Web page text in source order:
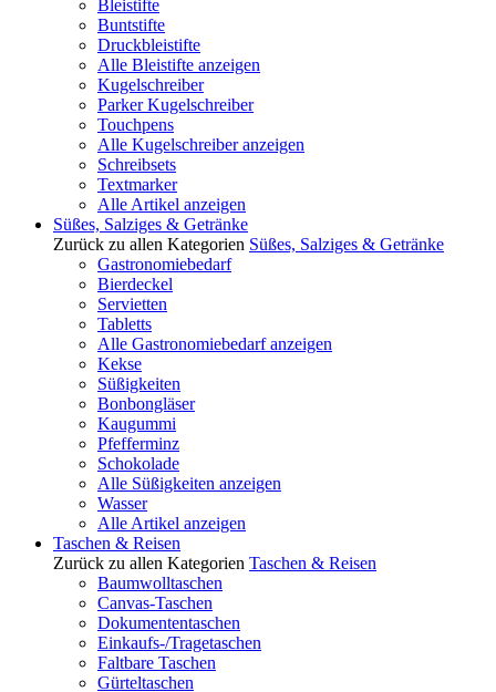
Bleistifte
Buntstifte
Druckbleistifte
Alle Bleistifte anzeigen
Kugelschreiber
Parker Kugelschreiber
Touchpens
Alle Kugelschreiber anzeigen
Schreibsets
Textmarker
Alle Artikel anzeigen
Süßes, Salziges & Getränke
Zurück zu allen Kategorien Süßes, Salziges & Getränke
Gastronomiebedarf
Bierdeckel
Servietten
Tabletts
Alle Gastronomiebedarf anzeigen
Kekse
Süßigkeiten
Bonbongläser
Kaugummi
Pfefferminz
Schokolade
Alle Süßigkeiten anzeigen
Wasser
Alle Artikel anzeigen
Taschen & Reisen
Zurück zu allen Kategorien Taschen & Reisen
Baumwolltaschen
Canvas-Taschen
Dokumententaschen
Einkaufs-/Tragetaschen
Faltbare Taschen
Gürteltaschen